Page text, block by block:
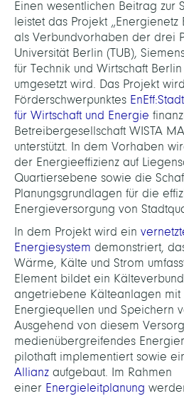
Einen wesentlichen Beitrag zur
leistet das Projekt
als Verbundvorhaben der drei
Universität Berlin (TUB),
für Technik und Wirtschaft
umgesetzt wird. Das Projekt
Förderschwerpunktes EnEff:Stadt
für Wirtschaft und Energie
Betreibergesellschaft WISTA
unterstützt. In dem Vorhaben
der Energieeffizienz auf
Quartiersebene sowie die
Planungsgrundlagen für die
Energieversorgung von
In dem Projekt wird ein
Energiesystem demonstriert,
Wärme, Kälte und Strom
Element bildet ein
angetriebene Kälteanlagen
Energiequellen und Speichern
Ausgehend von diesem
medienübergreifendes
pilothaft implementiert sowie
Allianz aufgebaut. Im Rahmen
einer Energieleitplanung